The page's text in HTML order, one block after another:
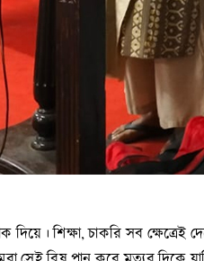
শিক্ষা, চাকরি সব